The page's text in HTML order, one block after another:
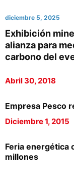
diciembre 5, 2025
Exhibición
alianza para
carbono del
Abril 30, 2018
Empresa Pesco
Diciembre 1, 2015
Feria energética
millones